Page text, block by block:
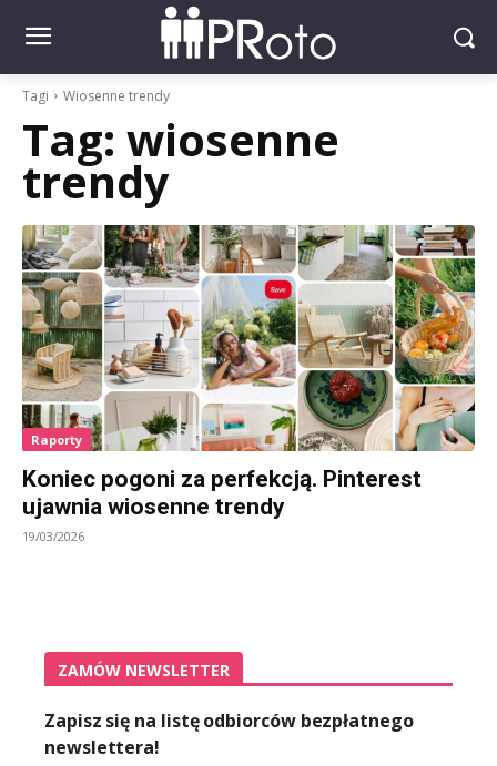
Tagi Wiosenne trendy
Tag: wiosenne
trendy
Raporty
Koniec pogoni za perfekcją. Pinterest
ujawnia wiosenne trendy
19/03/2026
ZAMÓW NEWSLETTER
Zapisz się na listę odbiorców bezpłatnego
newslettera!